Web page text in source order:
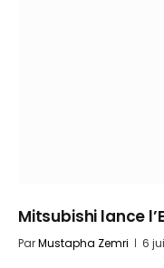
Mitsubishi lance
ParMustapha Zemri 6